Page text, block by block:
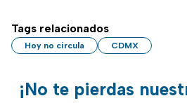
Tags relacionados
Hoy no circula CDMX
¡No te pierdas